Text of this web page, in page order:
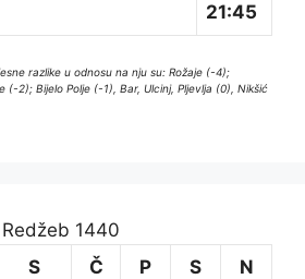
21:45
razlike u odnosu na nju su: Rožaje (-4);
(-2); Bijelo Polje (-1), Bar, Ulcinj, Pljevlja (0), Nikšić
Redžeb 1440
S Č P S N